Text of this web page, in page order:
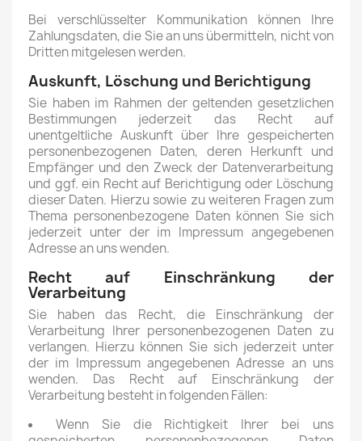
Bei verschlüsselter Kommunikation können Ihre
Zahlungsdaten, die Sie an uns übermitteln, nicht von
Dritten mitgelesen werden.
Auskunft, Löschung und Berichtigung
Sie haben im Rahmen der geltenden gesetzlichen
Bestimmungen jederzeit das Recht auf
unentgeltliche Auskunft über Ihre gespeicherten
personenbezogenen Daten, deren Herkunft und
Empfänger und den Zweck der Datenverarbeitung
und ggf. ein Recht auf Berichtigung oder Löschung
dieser Daten. Hierzu sowie zu weiteren Fragen zum
Thema personenbezogene Daten können Sie sich
jederzeit unter der im Impressum angegebenen
Adresse an uns wenden.
Recht auf Einschränkung der
Verarbeitung
Sie haben das Recht, die Einschränkung der
Verarbeitung Ihrer personenbezogenen Daten zu
verlangen. Hierzu können Sie sich jederzeit unter
der im Impressum angegebenen Adresse an uns
wenden. Das Recht auf Einschränkung der
Verarbeitung besteht in folgenden Fällen:
Wenn Sie die Richtigkeit Ihrer bei uns